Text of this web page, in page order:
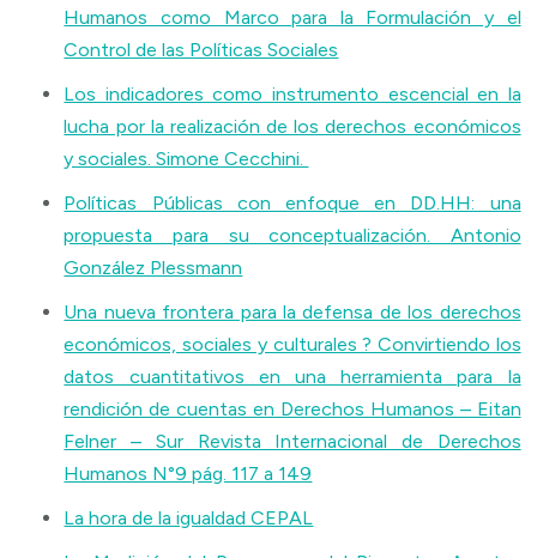
Humanos como Marco para la Formulación y el
Control de las Políticas Sociales
Los indicadores como instrumento escencial en la
lucha por la realización de los derechos económicos
y sociales. Simone Cecchini.
Políticas Públicas con enfoque en DD.HH: una
propuesta para su conceptualización. Antonio
González Plessmann
Una nueva frontera para la defensa de los derechos
económicos, sociales y culturales ? Convirtiendo los
datos cuantitativos en una herramienta para la
rendición de cuentas en Derechos Humanos – Eitan
Felner – Sur Revista Internacional de Derechos
Humanos N°9 pág. 117 a 149
La hora de la igualdad CEPAL